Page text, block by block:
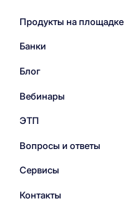
Продукты на площадке
Банки
Блог
Вебинары
ЭТП
Вопросы и ответы
Сервисы
Контакты